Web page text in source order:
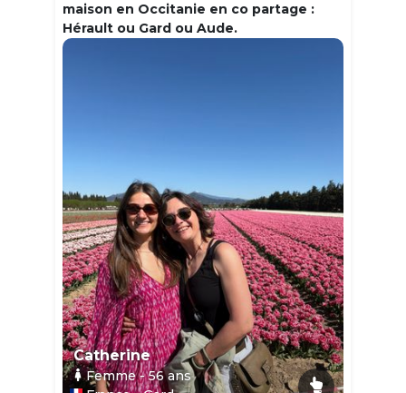
maison en Occitanie en co partage :
Hérault ou Gard ou Aude.
Catherine
Femme- 56ans